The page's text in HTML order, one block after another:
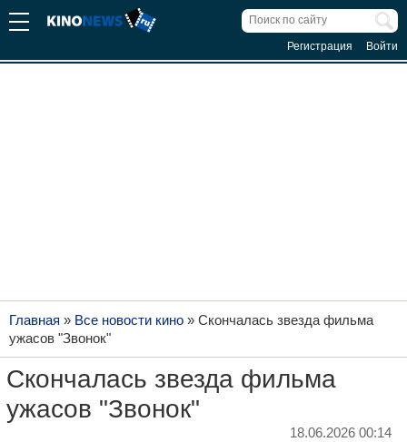
Регистрация Войти
Главная » Все новости кино » Скончалась звезда фильма
ужасов "Звонок"
Скончалась звезда фильма
ужасов "Звонок"
18.06.2026 00:14